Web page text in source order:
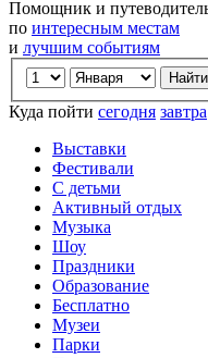
Помощник и
по интересным местам
и лучшим событиям
Куда пойти сегодня завтра
Выставки
Фестивали
С детьми
Активный отдых
Музыка
Шоу
Праздники
Образование
Бесплатно
Музеи
Парки